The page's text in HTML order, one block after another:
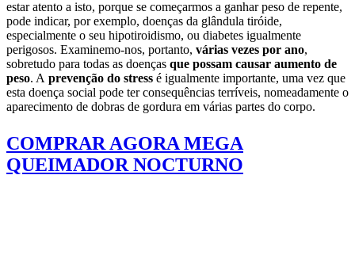
estar atento a isto, porque se começarmos a ganhar peso de repente,
pode indicar, por exemplo, doenças da glândula tiróide,
especialmente o seu hipotiroidismo, ou diabetes igualmente
perigosos. Examinemo-nos, portanto, várias vezes por ano,
sobretudo para todas as doenças que possam causar aumento de
peso. A prevenção do stress é igualmente importante, uma vez que
esta doença social pode ter consequências terríveis, nomeadamente o
aparecimento de dobras de gordura em várias partes do corpo.
COMPRAR AGORA MEGA
QUEIMADOR NOCTURNO